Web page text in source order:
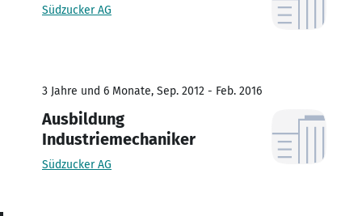
Südzucker AG
3 Jahre und 6 Monate, Sep. 2012 - Feb. 2016
Ausbildung
Industriemechaniker
Südzucker AG